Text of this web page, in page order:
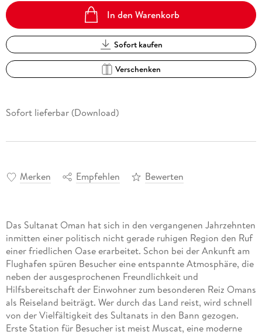
In den Warenkorb
Sofort kaufen
Verschenken
Sofort lieferbar (Download)
Merken Empfehlen Bewerten
Das Sultanat Oman hat sich in den vergangenen Jahrzehnten
inmitten einer politisch nicht gerade ruhigen Region den Ruf
einer friedlichen Oase erarbeitet. Schon bei der Ankunft am
Flughafen spüren Besucher eine entspannte Atmosphäre, die
neben der ausgesprochenen Freundlichkeit und
Hilfsbereitschaft der Einwohner zum besonderen Reiz Omans
als Reiseland beiträgt. Wer durch das Land reist, wird schnell
von der Vielfältigkeit des Sultanats in den Bann gezogen.
Erste Station für Besucher ist meist Muscat, eine moderne